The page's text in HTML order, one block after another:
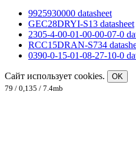
9925930000 datasheet
GEC28DRYI-S13 datasheet
2305-4-00-01-00-00-07-0
RCC15DRAN-S734
0390-0-15-01-08-27-10-0
Сайт использует cookies.
OK
79 / 0,135 / 7.4mb